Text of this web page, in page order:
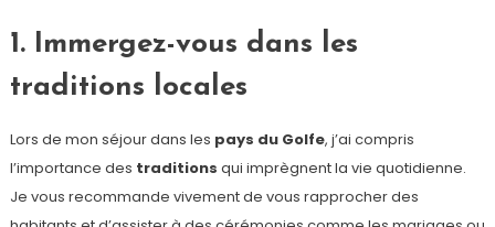
1. Immergez-vous dans les
traditions locales
Lors de mon séjour dans les pays du Golfe, j’ai compris
l’importance des traditions qui imprègnent la vie quotidienne.
Je vous recommande vivement de vous rapprocher des